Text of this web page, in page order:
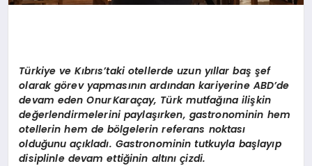
Türkiye ve Kıbrıs’taki otellerde uzun yıllar baş şef
olarak görev yapmasının ardından kariyerine ABD’de
devam eden OnurKaraçay, Türk mutfağına ilişkin
değerlendirmelerini paylaşırken, gastronominin hem
otellerin hem de bölgelerin referans noktası
olduğunu açıkladı. Gastronominin tutkuyla başlayıp
disiplinle devam ettiğinin altını çizdi.